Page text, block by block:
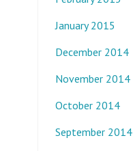
January 2015
December 2014
November 2014
October 2014
September 2014